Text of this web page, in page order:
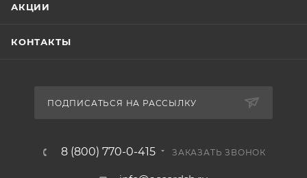
АКЦИИ
КОНТАКТЫ
ПОДПИСАТЬСЯ НА РАССЫЛКУ
8 (800) 770-0-415 ЗАКАЗАТЬ ЗВОНОК